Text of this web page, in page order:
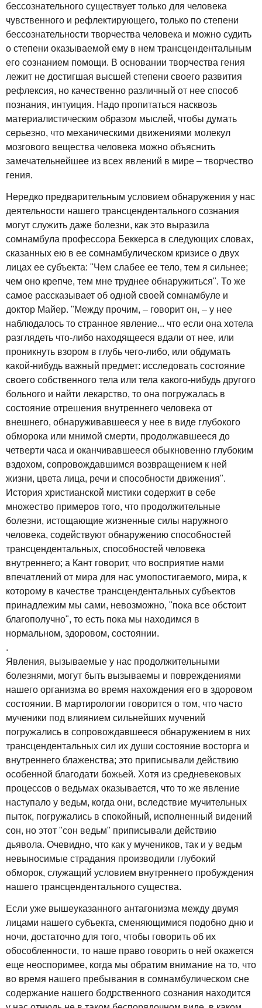
бессознательного существует только для человека
чувственного и рефлектирующего, только по степени
бессознательности творчества человека и можно судить
о степени оказываемой ему в нем трансцендентальным
его сознанием помощи. В основании творчества гения
лежит не достигшая высшей степени своего развития
рефлексия, но качественно различный от нее способ
познания, интуиция. Надо пропитаться насквозь
материалистическим образом мыслей, чтобы думать
серьезно, что механическими движениями молекул
мозгового вещества человека можно объяснить
замечательнейшее из всех явлений в мире – творчество
гения.
Нередко предварительным условием обнаружения у нас
деятельности нашего трансцендентального сознания
могут служить даже болезни, как это выразила
сомнамбула профессора Беккерса в следующих словах,
сказанных ею в ее сомнамбулическом кризисе о двух
лицах ее субъекта: "Чем слабее ее тело, тем я сильнее;
чем оно крепче, тем мне труднее обнаружиться". То же
самое рассказывает об одной своей сомнамбуле и
доктор Майер. "Между прочим, – говорит он, – у нее
наблюдалось то странное явление... что если она хотела
разглядеть что-либо находящееся вдали от нее, или
проникнуть взором в глубь чего-либо, или обдумать
какой-нибудь важный предмет: исследовать состояние
своего собственного тела или тела какого-нибудь другого
больного и найти лекарство, то она погружалась в
состояние отрешения внутреннего человека от
внешнего, обнаруживавшееся у нее в виде глубокого
обморока или мнимой смерти, продолжавшееся до
четверти часа и оканчивавшееся обыкновенно глубоким
вздохом, сопровождавшимся возвращением к ней
жизни, цвета лица, речи и способности движения".
История христианской мистики содержит в себе
множество примеров того, что продолжительные
болезни, истощающие жизненные силы наружного
человека, содействуют обнаружению способностей
трансцендентальных, способностей человека
внутреннего; а Кант говорит, что восприятие нами
впечатлений от мира для нас умопостигаемого, мира, к
которому в качестве трансцендентальных субъектов
принадлежим мы сами, невозможно, "пока все обстоит
благополучно", то есть пока мы находимся в
нормальном, здоровом, состоянии.
.
Явления, вызываемые у нас продолжительными
болезнями, могут быть вызываемы и повреждениями
нашего организма во время нахождения его в здоровом
состоянии. В мартирологии говорится о том, что часто
мученики под влиянием сильнейших мучений
погружались в сопровождавшееся обнаружением в них
трансцендентальных сил их души состояние восторга и
внутреннего блаженства; это приписывали действию
особенной благодати божьей. Хотя из средневековых
процессов о ведьмах оказывается, что то же явление
наступало у ведьм, когда они, вследствие мучительных
пыток, погружались в спокойный, исполненный видений
сон, но этот "сон ведьм" приписывали действию
дьявола. Очевидно, что как у мучеников, так и у ведьм
невыносимые страдания производили глубокий
обморок, служащий условием внутреннего пробуждения
нашего трансцендентального существа.
Если уже вышеуказанного антагонизма между двумя
лицами нашего субъекта, сменяющимися подобно дню и
ночи, достаточно для того, чтобы говорить об их
обособленности, то наше право говорить о ней окажется
еще неоспоримее, когда мы обратим внимание на то, что
во время нашего пребывания в сомнамбулическом сне
содержание нашего бодрственного сознания находится